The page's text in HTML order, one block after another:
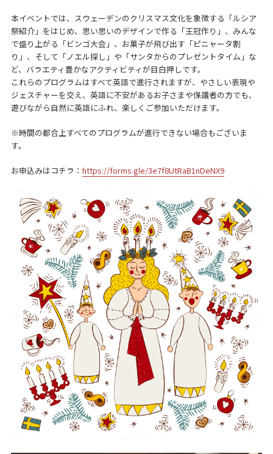
本イベントでは、スウェーデンのクリスマス文化を象徴する「ルシア
祭紹介」をはじめ、思い思いのデザインで作る「王冠作り」、みんな
で盛り上がる「ビンゴ大会」、お菓子が飛び出す「ピニャータ割
り」、そして「ノエル探し」や「サンタからのプレゼントタイム」な
ど、バラエティ豊かなアクティビティが目白押しです。
これらのプログラムはすべて英語で進行されますが、やさしい表現や
ジェスチャーを交え、英語に不安があるお子さまや保護者の方でも、
遊びながら自然に英語にふれ、楽しくご参加いただけます。
※時間の都合上すべてのプログラムが進行できない場合もございま
す。
お申込みはコチラ： https://forms.gle/3e7f8UtRaB1nDeNX9